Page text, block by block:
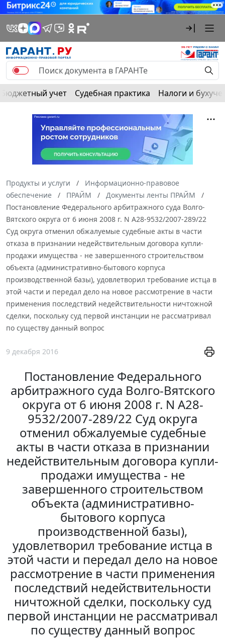
Бюджетный учет Судебная практика Налоги и
Продукты и услуги
Информационно-правовое
обеспечение
ПРАЙМ
Документы ленты ПРАЙМ
Постановление Федерального арбитражного суда Волго-
Вятского округа от 6 июня 2008 г. N А28-9532/2007-289/22
Суд округа отменил обжалуемые судебные акты в части
отказа в признании недействительным договора купли-
продажи имущества - не завершенного строительством
объекта (административно-бытового корпуса
производственной базы), удовлетворил требование истца в
этой части и передал дело на новое рассмотрение в части
применения последствий недействительности ничтожной
сделки, поскольку суд первой инстанции не рассматривал
по существу данный вопрос
9 декабря 2016
Постановление Федерального
арбитражного суда Волго-Вятского
округа от 6 июня 2008 г. N А28-
9532/2007-289/22 Суд округа
отменил обжалуемые судебные
акты в части отказа в признании
недействительным договора купли-
продажи имущества - не
завершенного строительством
объекта (административно-
бытового корпуса
производственной базы),
удовлетворил требование истца в
этой части и передал дело на новое
рассмотрение в части применения
последствий недействительности
ничтожной сделки, поскольку суд
первой инстанции не рассматривал
по существу данный вопрос